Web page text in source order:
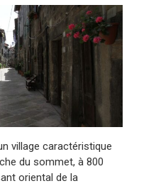
village caractéristique
du sommet, à 800
oriental de la